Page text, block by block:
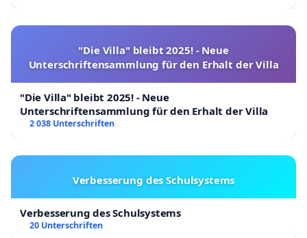
"Die Villa" bleibt 2025! - Neue
Unterschriftensammlung für den Erhalt der Villa
"Die Villa" bleibt 2025! - Neue
Unterschriftensammlung für den Erhalt der Villa
2 038 Unterschriften
Verbesserung des Schulsystems
Verbesserung des Schulsystems
20 Unterschriften